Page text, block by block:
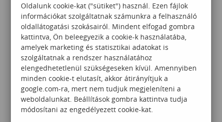
Excel Advanced (angol
nyelvű képzés)
92 000
Oldalunk cookie-kat ("sütiket") használ. Ezen fájlok
információkat szolgáltatnak számunkra a felhasználó
oldallátogatási szokásairól. Mindent elfogad gombra
kattintva, Ön beleegyezik a cookie-k használatába,
amelyek marketing és statisztikai adatokat is
szolgáltatnak a rendszer használatához
elengedhetetlenül szükségeseken kívül. Amennyiben
minden cookie-t elutasít, akkor átirányítjuk a
google.com-ra, mert nem tudjuk megjeleníteni a
weboldalunkat. Beállítások gombra kattintva tudja
módosítani az engedélyezett cookie-kat.